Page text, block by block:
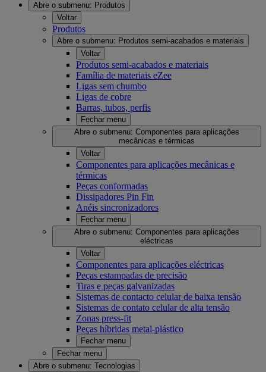
Abre o submenu: Produtos
Voltar
Produtos
Abre o submenu: Produtos semi-acabados e materiais
Voltar
Produtos semi-acabados e materiais
Família de materiais eZee
Ligas sem chumbo
Ligas de cobre
Barras, tubos, perfis
Fechar menu
Abre o submenu: Componentes para aplicações
mecânicas e térmicas
Voltar
Componentes para aplicações mecânicas e
térmicas
Peças conformadas
Dissipadores Pin Fin
Anéis sincronizadores
Fechar menu
Abre o submenu: Componentes para aplicações
eléctricas
Voltar
Componentes para aplicações eléctricas
Peças estampadas de precisão
Tiras e peças galvanizadas
Sistemas de contacto celular de baixa tensão
Sistemas de contato celular de alta tensão
Zonas press-fit
Peças híbridas metal-plástico
Fechar menu
Fechar menu
Abre o submenu: Tecnologias